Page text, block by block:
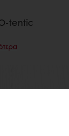
tentic